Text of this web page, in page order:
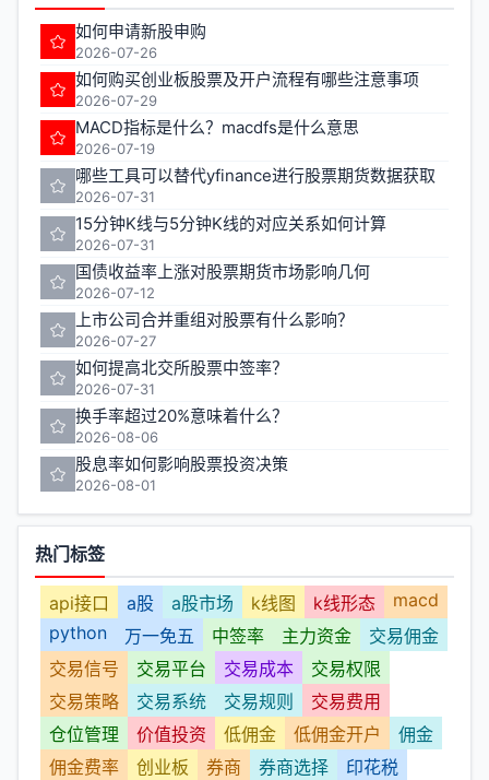
如何申请新股申购
2026-07-26
如何购买创业板股票及开户流程有哪些注意事项
2026-07-29
MACD指标是什么？macdfs是什么意思
2026-07-19
哪些工具可以替代yfinance进行股票期货数据获取
2026-07-31
15分钟K线与5分钟K线的对应关系如何计算
2026-07-31
国债收益率上涨对股票期货市场影响几何
2026-07-12
上市公司合并重组对股票有什么影响？
2026-07-27
如何提高北交所股票中签率？
2026-07-31
换手率超过20%意味着什么？
2026-08-06
股息率如何影响股票投资决策
2026-08-01
热门标签
api接口 a股 a股市场 k线图 k线形态
macd
python
万一免五 中签率 主力资金
交易佣金
交易信号
交易平台 交易成本
交易权限
交易策略
交易系统 交易规则
交易费用
仓位管理
价值投资 低佣金 低佣金开户
佣金
佣金费率
创业板 券商 券商选择
印花税